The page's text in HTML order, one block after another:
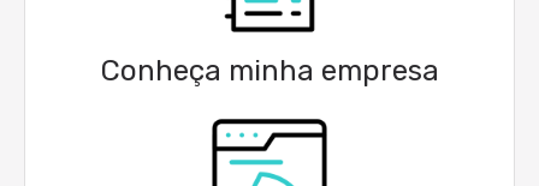
Conheça minha empresa